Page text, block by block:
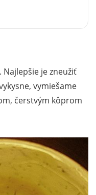
je zneužiť
vymiešame
čerstvým kôprom